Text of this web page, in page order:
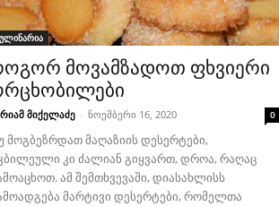
მოვამზადოთ ფხვიერი
მიქელაძე - ნოემბერი 16, 2020 0
მოგბეზრდათ მაღაზიის დესერტები,
კი ძალიან გიყვართ, დროა, რაღაც
ამ შემთხვევაში, დიასახლისს
მარტივი დესერტები, რომელთა